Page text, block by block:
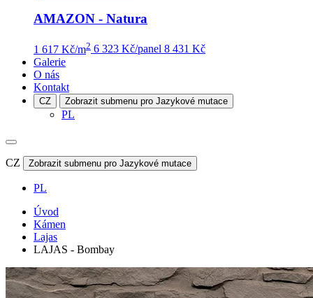
AMAZON - Natura
1 617 Kč/m2 6 323 Kč/panel 8 431 Kč
Galerie
O nás
Kontakt
CZ Zobrazit submenu pro Jazykové mutace
PL
CZ Zobrazit submenu pro Jazykové mutace
PL
Úvod
Kámen
Lajas
LAJAS - Bombay